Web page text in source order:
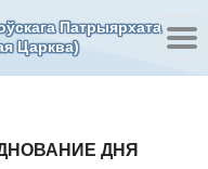
Патрыярхата
Царква)
ДНЯ